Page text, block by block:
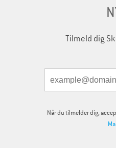
Tilmeld dig
Når du tilmelder dig,